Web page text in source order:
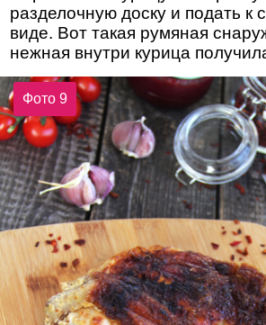
разделочную доску и подать к
виде. Вот такая румяная
нежная внутри курица
Фото 9